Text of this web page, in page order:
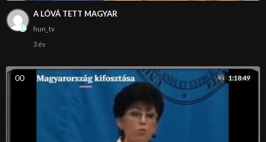
A LÓVÁ TETT MAGYAR
hun_tv
3 év
1:18:49
00